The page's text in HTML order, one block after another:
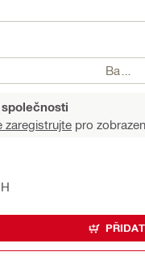
zaregistrujte pro